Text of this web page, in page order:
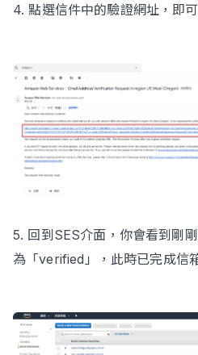
4. 點選信件中的驗證網址，即
5. 回到SES介面，你會看到剛
為「verified」，此時已完成信